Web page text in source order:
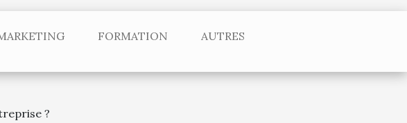
FORMATION AUTRES
?